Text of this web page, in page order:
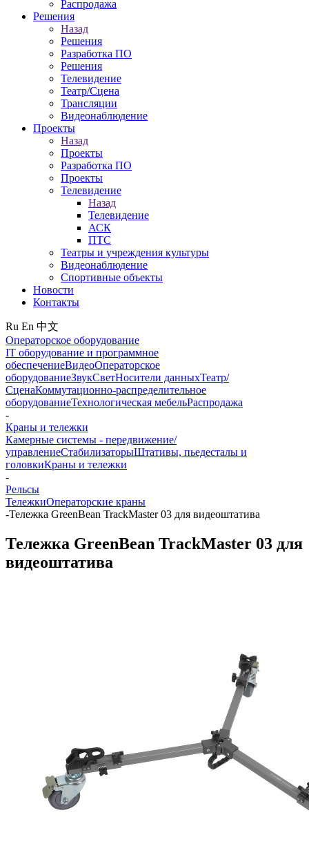
Распродажа
Решения
Назад
Решения
Разработка ПО
Решения
Телевидение
Театр/Сцена
Трансляции
Видеонаблюдение
Проекты
Назад
Проекты
Разработка ПО
Проекты
Телевидение
Назад
Телевидение
АСК
ПТС
Театры и учреждения культуры
Видеонаблюдение
Спортивные объекты
Новости
Контакты
Ru En 中文
Операторское оборудование
IT оборудование и программное
обеспечениеВидеоОператорское
оборудованиеЗвукСветНосители данныхТеатр/
СценаКоммутационно-распределительное
оборудованиеТехнологическая мебельРаспродажа
-
Краны и тележки
Камерные системы - передвижение/
управлениеСтабилизаторыШтативы, пьедесталы и
головкиКраны и тележки
-
Рельсы
ТележкиОператорские краны
-Тележка GreenBean TrackMaster 03 для видеоштатива
Тележка GreenBean TrackMaster 03 для
видеоштатива